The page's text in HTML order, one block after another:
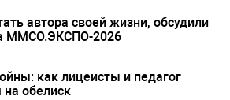
автора своей жизни, обсудили
ММСО.ЭКСПО-2026
как лицеисты и педагог
на обелиск